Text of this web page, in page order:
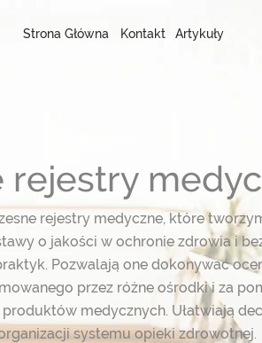
Strona Główna Kontakt Artykuły
rejestry
rejestry medyczne, które
o jakości w ochronie zdrowia i
Pozwalają one dokonywać
przez różne ośrodki i za
medycznych. Ułatwiają
systemu opieki zdrowotnej.